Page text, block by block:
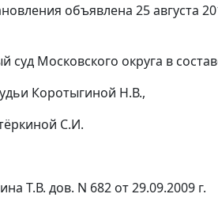
объявлена 25 августа
Московского округа в
Коротыгиной Н.В.,
С.И.
Т.В. дов. N 682 от 29.09.2009 г.